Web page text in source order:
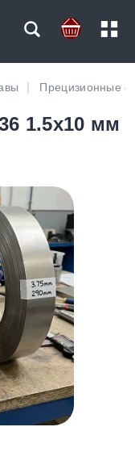
Прецизионные
1.5х10 мм